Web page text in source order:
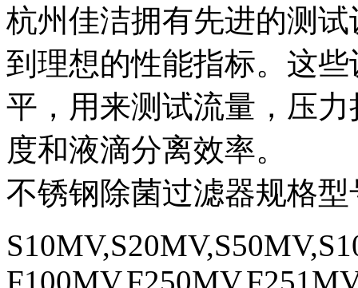
杭州佳洁拥有先进的测
到理想的性能指标。这
平，用来测试流量，压
度和液滴分离效率。
不锈钢除菌过滤器规格型